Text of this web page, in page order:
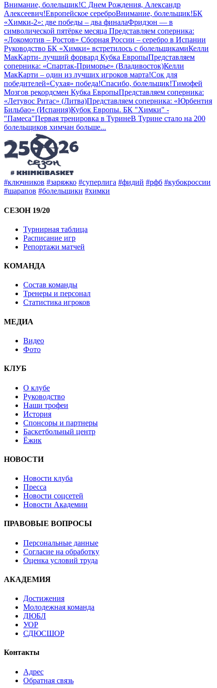
Внимание, болельщик!С Днем Рождения, Александр
Алексеевич!Европейское сереброВнимание, болельщик!БК
«Химки-2»: две победы – два финалаФридзон — в
символической пятёрке месяца Представляем соперника:
«Локомотив – Ростов» Сборная России – серебро в Испании
Руководство БК «Химки» встретилось с болельщикамиКелли
МакКарти- лучший форвард Кубка ЕвропыПредставляем
соперника: «Спартак-Приморье» (Владивосток)Келли
МакКарти – один из лучших игроков марта!Сок для
победителей«Сухая» победа!Спасибо, болельщик!Тимофей
Мозгов рекордсмен Кубка ЕвропыПредставляем соперника:
«Летувос Ритас» (Литва)Представляем соперника: «Юрбентия
Бильбао» (Испания)Кубок Европы. БК "Химки" -
"Памеса"Первая тренировка в ТуринеВ Турине стало на 200
болельщиков химчан больше...
#ключников #заряжко #суперлига #фидий #рфб #кубокроссии
#шарапов #болельщики #химки
СЕЗОН 19/20
Турнирная таблица
Расписание игр
Репортажи матчей
КОМАНДА
Состав команды
Тренеры и персонал
Статистика игроков
МЕДИА
Видео
Фото
КЛУБ
О клубе
Руководство
Наши трофеи
История
Спонсоры и партнеры
Баскетбольный центр
Ёжик
НОВОСТИ
Новости клуба
Пресса
Новости соцсетей
Новости Академии
ПРАВОВЫЕ ВОПРОСЫ
Персональные данные
Согласие на обработку
Оценка условий труда
АКАДЕМИЯ
Достижения
Молодежная команда
ДЮБЛ
УОР
СДЮСШОР
Контакты
Адрес
Обратная связь